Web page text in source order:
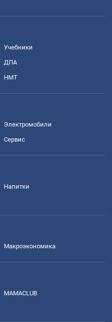
Учебники
ДПА
НМТ
Электромобили
Сервис
Напитки
Mакроэкономика
MAMACLUB